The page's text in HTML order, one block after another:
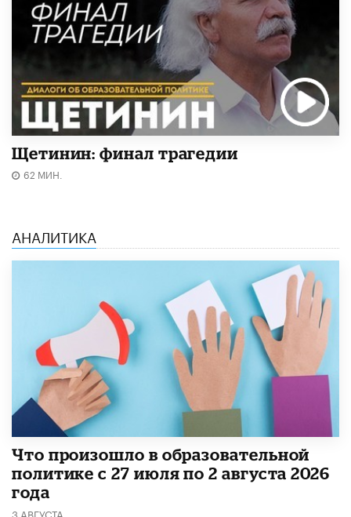
Щетинин: финал трагедии
62 МИН.
АНАЛИТИКА
​Что произошло в образовательной
политике с 27 июля по 2 августа 2026
года
3 АВГУСТА